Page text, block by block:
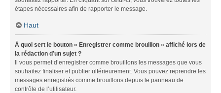
étapes nécessaires afin de rapporter le message.
Haut
À quoi sert le bouton « Enregistrer comme brouillon » affiché lors de
la rédaction d’un sujet ?
Il vous permet d’enregistrer comme brouillons les messages que vous
souhaitez finaliser et publier ultérieurement. Vous pouvez reprendre les
messages enregistrés comme brouillons depuis le panneau de
contrôle de l’utilisateur.